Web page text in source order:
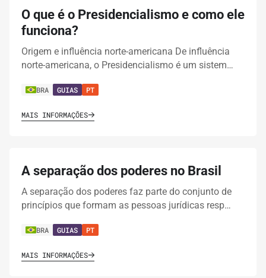
O que é o Presidencialismo e como ele
funciona?
Origem e influência norte-americana De influência
norte-americana, o Presidencialismo é um sistem…
BRA GUIAS PT
MAIS INFORMAÇÕES
A separação dos poderes no Brasil
A separação dos poderes faz parte do conjunto de
princípios que formam as pessoas jurídicas resp…
BRA GUIAS PT
MAIS INFORMAÇÕES